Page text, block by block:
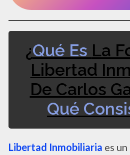
¿Qué Es La
Libertad
De Carlos
Qué
Libertad Inmobiliaria es